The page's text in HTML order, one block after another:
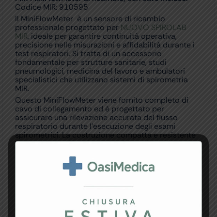
Codice MIR: 910595
Il MiniFlowMeter è un sensore di ricambio
professionale progettato per NUOVO SPIROLAB
MIR, ideale per garantire continuità operativa,
precisione nelle misurazioni e affidabilità durante i
test respiratori. Si tratta di un accessorio
fondamentale per strutture sanitarie, studi
pneumologici, medicina del lavoro e ambulatori
specialistici che utilizzano sistemi di spirometria
MIR.
Questo MiniFlowMeter viene fornito completo di
cavo di collegamento ed è progettato per
assicurare una rilevazione accurata del flusso
respiratorio durante l’esecuzione degli esami
spirometrici. La costruzione compatta e resistente
permette un utilizzo intensivo in ambito clinico,
L’accessorio è indicato per mantenere elevati
standard di precisione diagnostica e continuità nel
contribuendo a garantire risultati affidabili durante
le sessioni di spirometria.